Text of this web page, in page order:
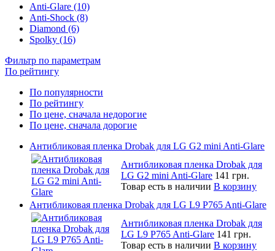
Anti-Glare (10)
Anti-Shock (8)
Diamond (6)
Spolky (16)
Фильтр по параметрам
По рейтингу
По популярности
По рейтингу
По цене, сначала недорогие
По цене, сначала дорогие
Антибликовая пленка Drobak для LG G2 mini Anti-Glare
Антибликовая пленка Drobak для
LG G2 mini Anti-Glare 141 грн.
Товар есть в наличии В корзину
Антибликовая пленка Drobak для LG L9 P765 Anti-Glare
Антибликовая пленка Drobak для
LG L9 P765 Anti-Glare 141 грн.
Товар есть в наличии В корзину